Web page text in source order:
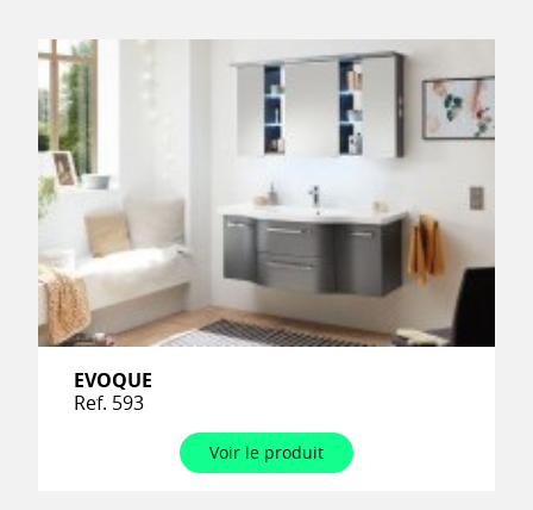
EVOQUE
Ref. 593
Voir le produit